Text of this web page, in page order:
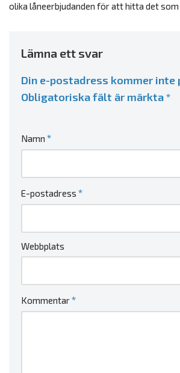
olika låneerbjudanden för att hitta det
Lämna ett svar
Din e-postadress kommer inte
Obligatoriska fält är märkta*
Namn *
E-postadress *
Webbplats
Kommentar*